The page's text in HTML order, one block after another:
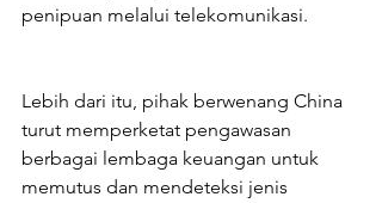
penipuan melalui telekomunikasi.
Lebih dari itu, pihak berwenang China
turut memperketat pengawasan
berbagai lembaga keuangan untuk
memutus dan mendeteksi jenis